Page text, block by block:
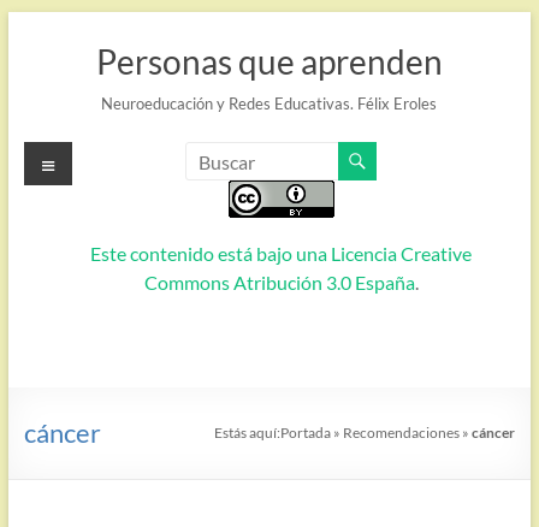
Personas que aprenden
Neuroeducación y Redes Educativas. Félix Eroles
Este contenido está bajo una Licencia Creative
Commons Atribución 3.0 España.
Menú
cáncer Estás aquí:Portada » Recomendaciones »cáncer